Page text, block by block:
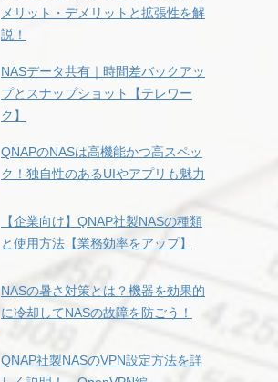
メリット・デメリットと拡張性を解
説！
NASデータ共有｜時間差バックアッ
プとスナップショット【テレワー
ク】
QNAPのNASは高機能かつ高スペッ
ク！独自性のあるUIやアプリも魅力
【企業向け】QNAP社製NASの種類
と使用方法【業務効率をアップ】
NASの暑さ対策とは？機器を効果的
に冷却してNASの故障を防ごう！
QNAP社製NASのVPN設定方法を詳